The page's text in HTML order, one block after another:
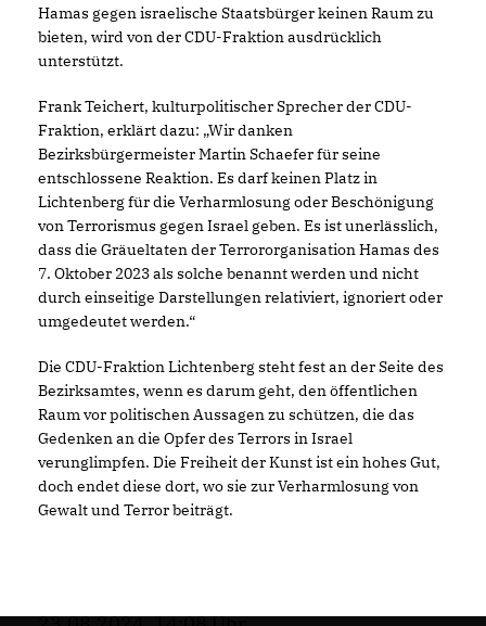
Hamas gegen israelische Staatsbürger keinen Raum zu
bieten, wird von der CDU-Fraktion ausdrücklich
unterstützt.
Frank Teichert, kulturpolitischer Sprecher der CDU-
Fraktion, erklärt dazu: „Wir danken
Bezirksbürgermeister Martin Schaefer für seine
entschlossene Reaktion. Es darf keinen Platz in
Lichtenberg für die Verharmlosung oder Beschönigung
von Terrorismus gegen Israel geben. Es ist unerlässlich,
dass die Gräueltaten der Terrororganisation Hamas des
7. Oktober 2023 als solche benannt werden und nicht
durch einseitige Darstellungen relativiert, ignoriert oder
umgedeutet werden.“
Die CDU-Fraktion Lichtenberg steht fest an der Seite des
Bezirksamtes, wenn es darum geht, den öffentlichen
Raum vor politischen Aussagen zu schützen, die das
Gedenken an die Opfer des Terrors in Israel
verunglimpfen. Die Freiheit der Kunst ist ein hohes Gut,
doch endet diese dort, wo sie zur Verharmlosung von
Gewalt und Terror beiträgt.